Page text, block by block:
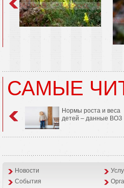
САМЫЕ
Нормы роста и веса
детей – данные ВОЗ
Новости
События